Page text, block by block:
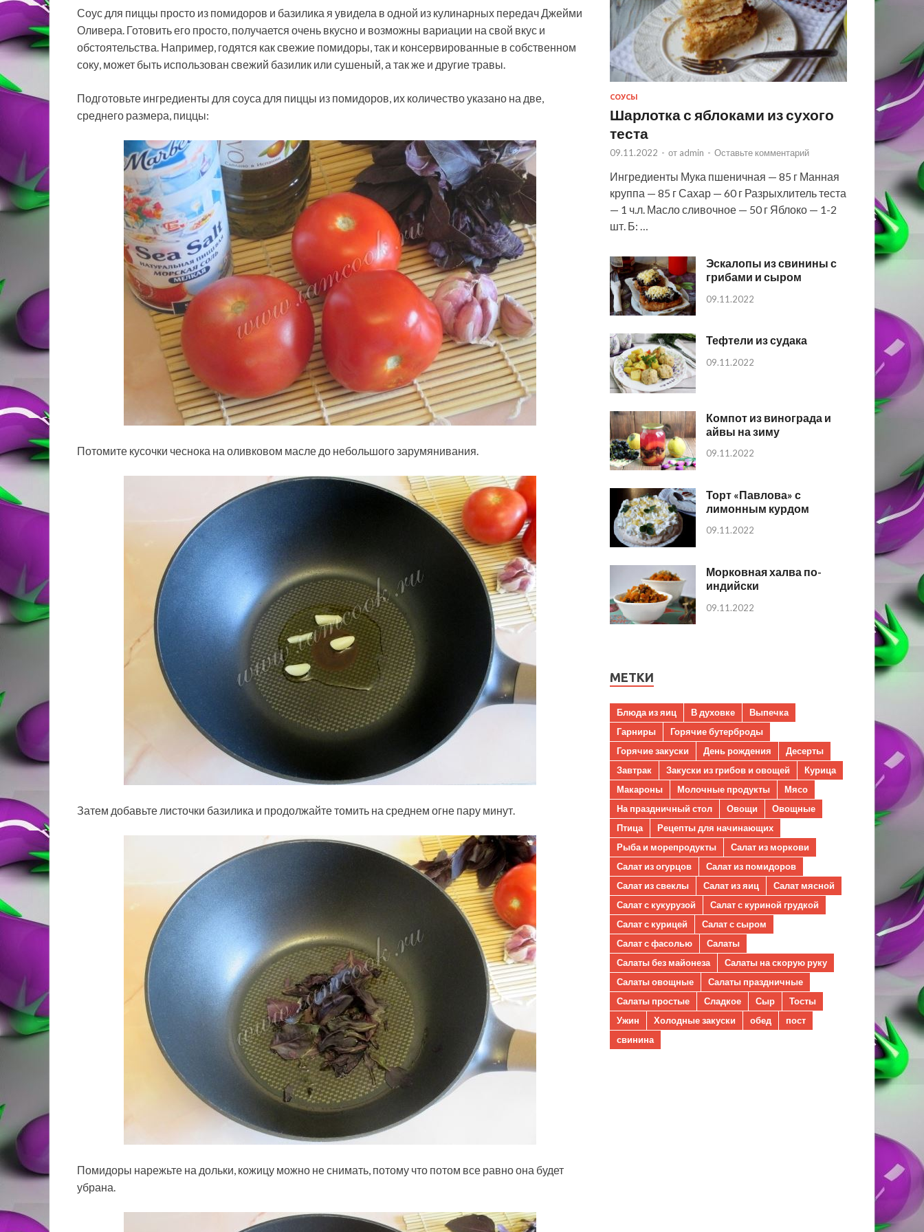
Соус для пиццы просто из помидоров и базилика я увидела в одной из кулинарных передач Джейми
Оливера. Готовить его просто, получается очень вкусно и возможны вариации на свой вкус и
обстоятельства. Например, годятся как свежие помидоры, так и консервированные в собственном
соку, может быть использован свежий базилик или сушеный, а так же и другие травы.
Подготовьте ингредиенты для соуса для пиццы из помидоров, их количество указано на две,
среднего размера, пиццы:
Потомите кусочки чеснока на оливковом масле до небольшого зарумянивания.
Затем добавьте листочки базилика и продолжайте томить на среднем огне пару минут.
Помидоры нарежьте на дольки, кожицу можно не снимать, потому что потом все равно она будет
убрана.
СОУСЫ
Шарлотка с яблоками из сухого
теста
09.11.2022 - от admin - Оставьте комментарий
Ингредиенты Мука пшеничная — 85 г Манная
круппа — 85 г Сахар — 60 г Разрыхлитель теста
— 1 ч.л. Масло сливочное — 50 г Яблоко — 1-2
шт. Б: …
Эскалопы из свинины с
грибами и сыром
09.11.2022
Тефтели из судака
09.11.2022
Компот из винограда и
айвы на зиму
09.11.2022
Торт «Павлова» с
лимонным курдом
09.11.2022
Морковная халва по-
индийски
09.11.2022
МЕТКИ
Блюда из яиц В духовке
Выпечка
Гарниры
Горячие бутерброды
Горячие закуски
День рождения
Десерты
Завтрак
Закуски из грибов и овощей
Курица
Макароны
Молочные продукты
Мясо
На праздничный стол
Овощи
Овощные
Птица
Рецепты для начинающих
Рыба и морепродукты
Салат из моркови
Салат из огурцов
Салат из помидоров
Салат из свеклы
Салат из яиц
Салат мясной
Салат с кукурузой
Салат с куриной грудкой
Салат с курицей
Салат с сыром
Салат с фасолью
Салаты
Салаты без майонеза
Салаты на скорую руку
Салаты овощные
Салаты праздничные
Салаты простые
Сладкое Сыр
Тосты
Ужин
Холодные закуски обед
пост
свинина